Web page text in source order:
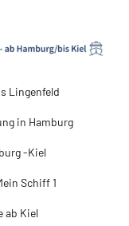
Lingenfeld
in Hamburg
-Kiel
Schiff 1
ab Kiel